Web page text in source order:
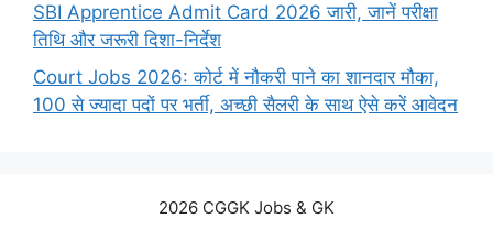
SBI Apprentice Admit Card 2026 जारी, जानें परीक्षा
तिथि और जरूरी दिशा-निर्देश
Court Jobs 2026: कोर्ट में नौकरी पाने का शानदार मौका,
100 से ज्यादा पदों पर भर्ती, अच्छी सैलरी के साथ ऐसे करें आवेदन
2026 CGGK Jobs & GK